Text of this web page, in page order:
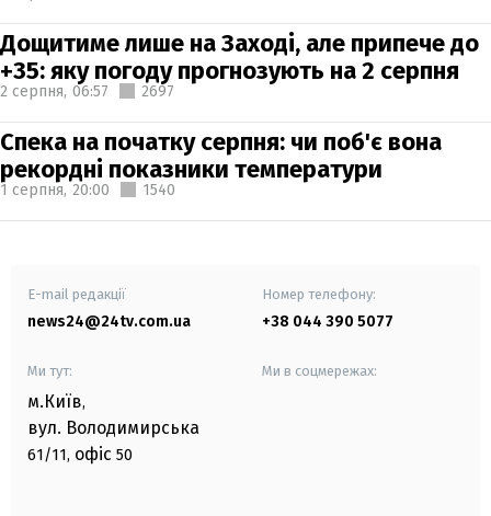
Дощитиме лише на Заході, але припече до
+35: яку погоду прогнозують на 2 серпня
2 серпня, 06:57 2697
Спека на початку серпня: чи поб'є вона
рекордні показники температури
1 серпня, 20:00 1540
E-mail редакції
news24@24tv.com.ua
Номер телефону:
+38 044 390 5077
Ми тут:
м.Київ,
вул. Володимирська
61/11, офіс 50
Ми в соцмережах: